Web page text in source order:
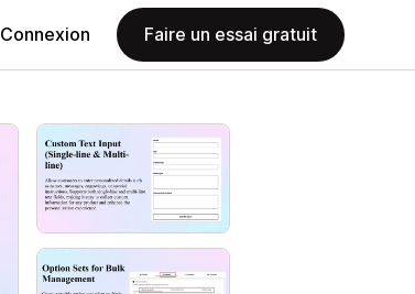
Connexion Faire un essai gratuit